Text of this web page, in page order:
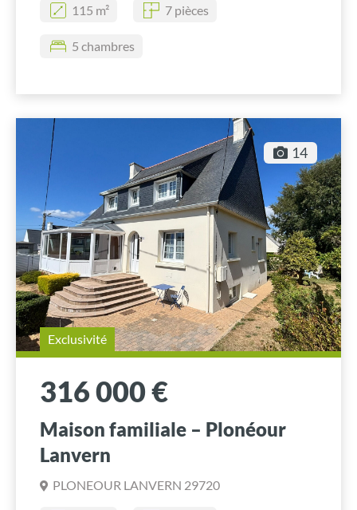
115 m² 7 pièces
5 chambres
14
Exclusivité
316 000 €
Maison familiale – Plonéour
Lanvern
PLONEOUR LANVERN 29720